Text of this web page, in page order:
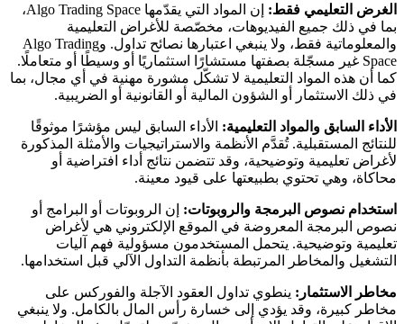
الغرض التعليمي فقط:
إن المواد التي يقدّمها Algo Trading Space،
بما في ذلك جميع الفيديوهات، مخصّصة للأغراض التعليمية
والمعلوماتية فقط، ولا ينبغي اعتبارها نصائح تداول. وAlgo Trading
Space غير مسجّلة بصفتها مستشارًا استثماريًا أو وسيطًا أو متعاملًا.
كما أن هذه المواد التعليمية لا تشكّل مشورة مهنية في أي مجال، بما
في ذلك الاستثمار أو الشؤون المالية أو القانونية أو الضريبية.
الأداء السابق والمواد التعليمية: الأداء السابق ليس مؤشرًا موثوقًا
للنتائج المستقبلية. تُقدَّم الأنظمة والاستراتيجيات والأمثلة المذكورة
لأغراض تعليمية وتوضيحية، وقد تتضمن نتائج أداء افتراضية أو
محاكاة، وهي تحتوي بطبيعتها على قيود معينة.
استخدام نصوص البرمجة والروبوتات: إن الروبوتات أو البرامج أو
نصوص البرمجة المعروضة في الموقع الإلكتروني هي لأغراض
تعليمية وتوضيحية. يتحمل المستخدمون مسؤولية فهم آليات
التشغيل والمخاطر المرتبطة بأنظمة التداول الآلي قبل استخدامها.
مخاطر الاستثمار: ينطوي تداول العقود الآجلة والفوركس على
مخاطر كبيرة، وقد يؤدي إلى خسارة رأس المال بالكامل. ولا ينبغي